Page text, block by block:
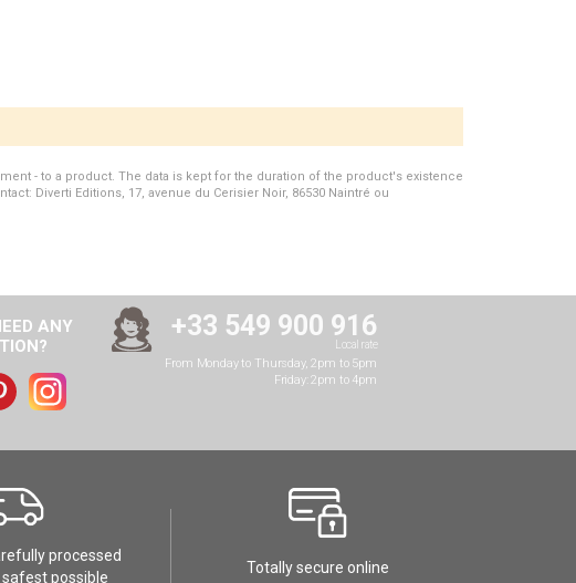
- to a product. The data is kept for the duration of the product's existence
Diverti Editions, 17, avenue du Cerisier Noir, 86530 Naintré ou
ANY
+33 549 900 916
Local rate
From Monday to Thursday, 2pm to 5pm
Friday: 2pm to 4pm
processed
possible
Totally secure online